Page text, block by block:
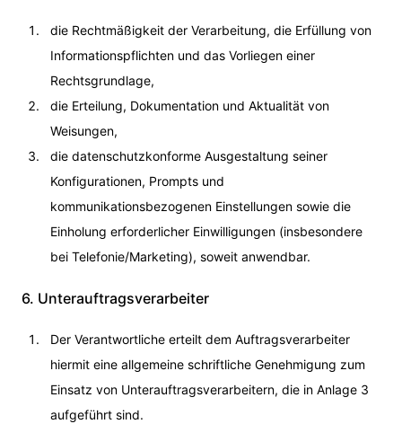
die Rechtmäßigkeit der Verarbeitung, die Erfüllung von
Informationspflichten und das Vorliegen einer
Rechtsgrundlage,
die Erteilung, Dokumentation und Aktualität von
Weisungen,
die datenschutzkonforme Ausgestaltung seiner
Konfigurationen, Prompts und
kommunikationsbezogenen Einstellungen sowie die
Einholung erforderlicher Einwilligungen (insbesondere
bei Telefonie/Marketing), soweit anwendbar.
6. Unterauftragsverarbeiter
Der Verantwortliche erteilt dem Auftragsverarbeiter
hiermit eine allgemeine schriftliche Genehmigung zum
Einsatz von Unterauftragsverarbeitern, die in Anlage 3
aufgeführt sind.